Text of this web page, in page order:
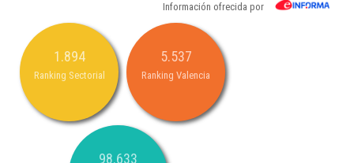
Información ofrecida por
1.894
Ranking Sectorial
5.537
Ranking Valencia
98.633